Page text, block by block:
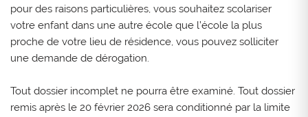
pour des raisons particulières, vous souhaitez scolariser
votre enfant dans une autre école que l’école la plus
proche de votre lieu de résidence, vous pouvez solliciter
une demande de dérogation.
Tout dossier incomplet ne pourra être examiné. Tout dossier
remis après le 20 février 2026 sera conditionné par la limite